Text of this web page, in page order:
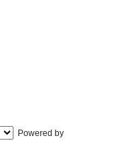
Powered by